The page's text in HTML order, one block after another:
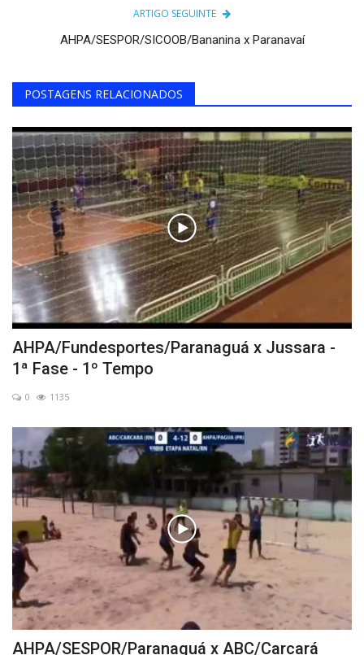
ARTIGO SEGUINTE
AHPA/SESPOR/SICOOB/Bananina x Paranavaí
POSTAGENS RELACIONADOS
AHPA/Fundesportes/Paranaguá x Jussara -
1ª Fase - 1º Tempo
0 1135
AHPA/SESPOR/Paranaguá x ABC/Carcará